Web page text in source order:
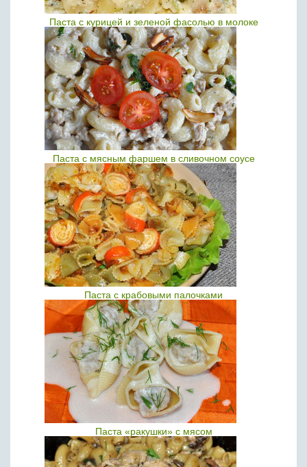
Паста с курицей и зеленой фасолью в молоке
Паста с мясным фаршем в сливочном соусе
Паста с крабовыми палочками
Паста «ракушки» с мясом